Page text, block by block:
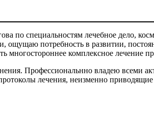
специальностям лечебное дело,
потребность в развитии,
комплексное лечение
Профессиональнно владею всеми
лечения, неизменно приводящие